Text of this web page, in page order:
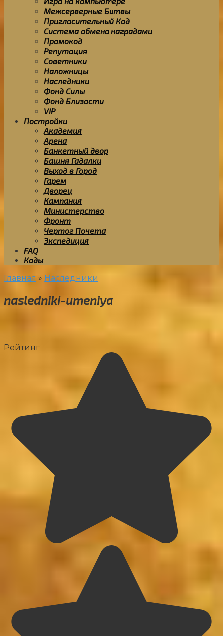
Межсерверные Битвы
Пригласительный Код
Система обмена наградами
Промокод
Репутация
Советники
Наложницы
Наследники
Фонд Силы
Фонд Близости
VIP
Постройки
Академия
Арена
Банкетный двор
Башня Гадалки
Выход в Город
Гарем
Дворец
Кампания
Министерство
Фронт
Чертог Почета
Экспедиция
FAQ
Коды
Главная » Наследники
nasledniki-umeniya
Рейтинг